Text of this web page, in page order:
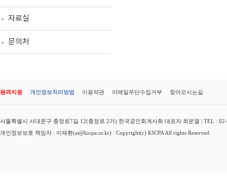
자료실
문의처
원격지원 개인정보처리방법 이용약관 이메일무단수집거부 찾아오시는길
서울특별시 서대문구 충정로7길 12(충정로 2가) 한국공인회계사회 대표자 최운열 | TEL :
개인정보보호 책임자 : 이재환(at@kicpa.or.kr) : Copyright(c) KICPA All rights Reserved.